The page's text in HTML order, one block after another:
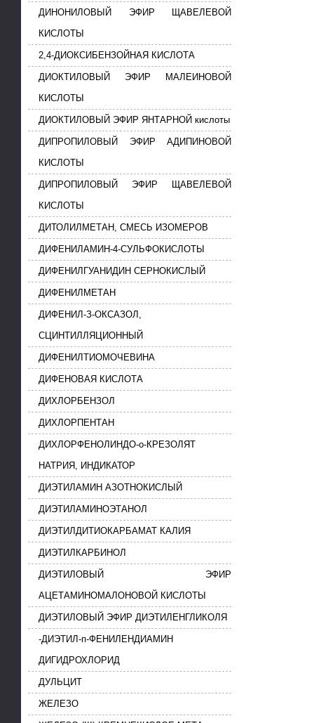
ДИНОНИЛОВЫЙ ЭФИР ЩАВЕЛЕВОЙ
КИСЛОТЫ
2,4-ДИОКСИБЕНЗОЙНАЯ КИСЛОТА
ДИОКТИЛОВЫЙ ЭФИР МАЛЕИНОВОЙ
КИСЛОТЫ
ДИОКТИЛОВЫЙ ЭФИР ЯНТАРНОЙ кислоты
ДИПРОПИЛОВЫЙ ЭФИР АДИПИНОВОЙ
КИСЛОТЫ
ДИПРОПИЛОВЫЙ ЭФИР ЩАВЕЛЕВОЙ
КИСЛОТЫ
ДИТОЛИЛМЕТАН, СМЕСЬ ИЗОМЕРОВ
ДИФЕНИЛАМИН-4-СУЛЬФОКИСЛОТЫ
ДИФЕНИЛГУАНИДИН СЕРНОКИСЛЫЙ
ДИФЕНИЛМЕТАН
ДИФЕНИЛ-З-ОКСАЗОЛ,
СЦИНТИЛЛЯЦИОННЫЙ
ДИФЕНИЛТИОМОЧЕВИНА
ДИФЕНОВАЯ КИСЛОТА
ДИХЛОРБЕНЗОЛ
ДИХЛОРПЕНТАН
ДИХЛОРФЕНОЛИНДО-о-КРЕЗОЛЯТ
НАТРИЯ, ИНДИКАТОР
ДИЭТИЛАМИН АЗОТНОКИСЛЫЙ
ДИЭТИЛАМИНОЭТАНОЛ
ДИЭТИЛДИТИОКАРБАМАТ КАЛИЯ
ДИЭТИЛКАРБИНОЛ
ДИЭТИЛОВЫЙ ЭФИР
АЦЕТАМИНОМАЛОНОВОЙ КИСЛОТЫ
ДИЭТИЛОВЫЙ ЭФИР ДИЭТИЛЕНГЛИКОЛЯ
-ДИЭТИЛ-п-ФЕНИЛЕНДИАМИН
ДИГИДРОХЛОРИД
ДУЛЬЦИТ
ЖЕЛЕЗО